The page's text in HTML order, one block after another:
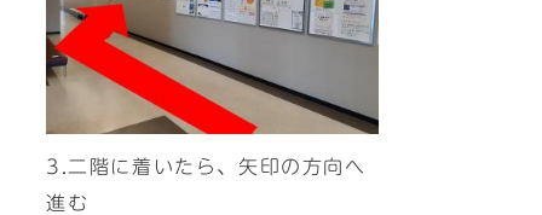
3.二階に着いたら、矢印の方向へ
進む